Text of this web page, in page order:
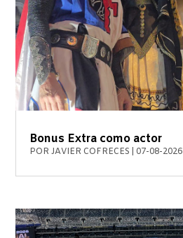
Bonus Extra como actor
PORJAVIER COFRECES 07-08-2026